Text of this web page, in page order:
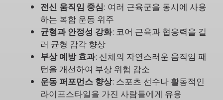
전신 움직임 중심: 여러 근육군을 동시에 사용
하는 복합 운동 위주
균형과 안정성 강화: 코어 근육과 협응력을 길
러 균형 감각 향상
부상 예방 효과: 신체의 자연스러운 움직임 패
턴을 개선하여 부상 위험 감소
운동 퍼포먼스 향상: 스포츠 선수나 활동적인
라이프스타일을 가진 사람들에게 유용